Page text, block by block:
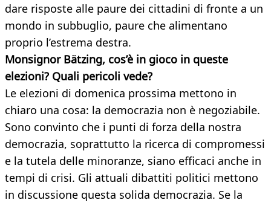
dare risposte alle paure dei cittadini di fronte a un
mondo in subbuglio, paure che alimentano
proprio l’estrema destra.
Monsignor Bätzing, cos’è in gioco in queste
elezioni? Quali pericoli vede?
Le elezioni di domenica prossima mettono in
chiaro una cosa: la democrazia non è negoziabile.
Sono convinto che i punti di forza della nostra
democrazia, soprattutto la ricerca di compromessi
e la tutela delle minoranze, siano efficaci anche in
tempi di crisi. Gli attuali dibattiti politici mettono
in discussione questa solida democrazia. Se la